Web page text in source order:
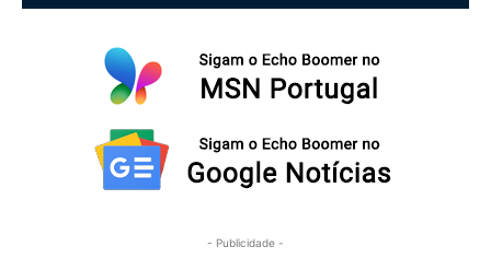
- Publicidade -